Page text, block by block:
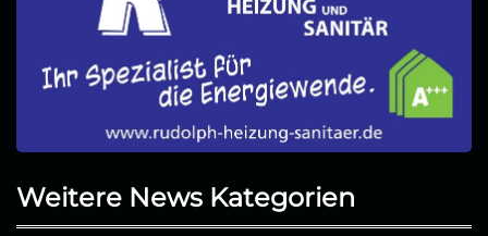
Weitere News Kategorien